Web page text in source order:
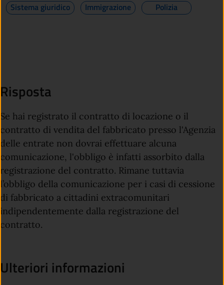
Sistema giuridico
Immigrazione Polizia
Risposta
Se hai registrato il contratto di locazione o il
contratto di vendita del fabbricato presso l'Agenzia
delle entrate non dovrai effettuare alcuna
comunicazione, l'obbligo è infatti assorbito dalla
registrazione del contratto. Rimane tuttavia
l’obbligo della comunicazione per i casi di cessione
di fabbricato a cittadini extracomunitari
indipendentemente dalla registrazione del
contratto.
Ulteriori informazioni